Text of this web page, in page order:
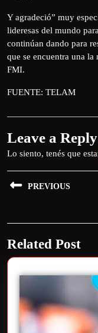
Y agradeció” muy
lideresas del mundo
continúan dando para
que se encuentra una
FMI.
FUENTE: TELAM
Leave a Reply
Lo siento, tenés que
PREVIOUS
Related Post